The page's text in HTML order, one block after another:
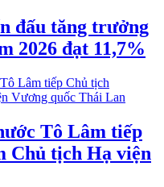
đấu tăng trưởng
2026 đạt 11,7%
Tô Lâm tiếp
Chủ tịch Hạ viện